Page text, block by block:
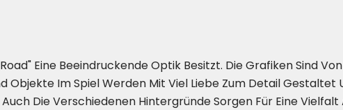
Eine Beeindruckende Optik Besitzt. Die Grafiken Sind
Objekte Im Spiel Werden Mit Viel Liebe Zum Detail Gestaltet
Die Verschiedenen Hintergründe Sorgen Für Eine